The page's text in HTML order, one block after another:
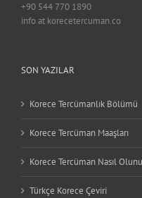
+90 544 770 1890
info at korecetercuman.co
SON YAZILAR
Korece Tercümanlık Bölümü
Korece Tercüman Maaşları
Korece Tercüman Nasıl
Türkçe Korece Çeviri